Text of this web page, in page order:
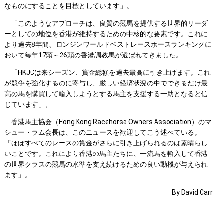
なものにすることを目標としています」。
「このようなアプローチは、良質の競馬を提供する世界的リーダ
ーとしての地位を香港が維持するための中核的な要素です。これに
より過去8年間、ロンジンワールドベストレースホースランキングに
おいて毎年17頭～26頭の香港調教馬が選ばれてきました。
「HKJCは来シーズン、賞金総額を過去最高に引き上げます。これ
が競争を強化するのに寄与し、厳しい経済状況の中でできるだけ最
高の馬を購買して輸入しようとする馬主を支援する一助となると信
じています」。
香港馬主協会（Hong Kong Racehorse Owners Association）のマ
シュー・ラム会長は、このニュースを歓迎してこう述べている。
「ほぼすべてのレースの賞金がさらに引き上げられるのは素晴らし
いことです。これにより香港の馬主たちに、一流馬を輸入して香港
の世界クラスの競馬の水準を支え続けるための良い動機が与えられ
ます」。
By David Carr